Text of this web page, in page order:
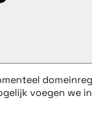
voegen we